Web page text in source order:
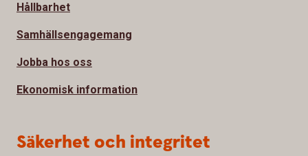
Hållbarhet
Samhällsengagemang
Jobba hos oss
Ekonomisk information
Säkerhet och integritet